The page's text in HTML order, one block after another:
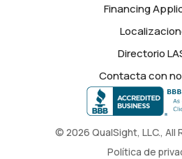
© 2026 QualSight, LLC., All
Política de
Financing
Directorio
Contacta con